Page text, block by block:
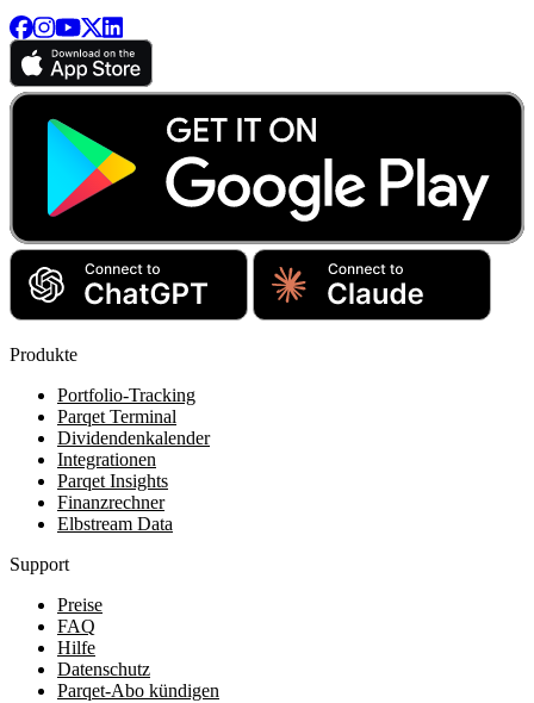
Produkte
Portfolio-Tracking
Parqet Terminal
Dividendenkalender
Integrationen
Parqet Insights
Finanzrechner
Elbstream Data
Support
Preise
FAQ
Hilfe
Datenschutz
Parqet-Abo kündigen